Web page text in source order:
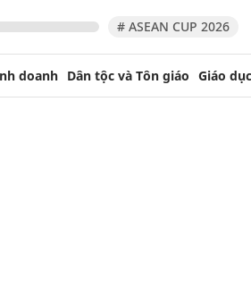
# ASEAN CUP 2026
doanh Dân tộc và Tôn giáo Giáo dục